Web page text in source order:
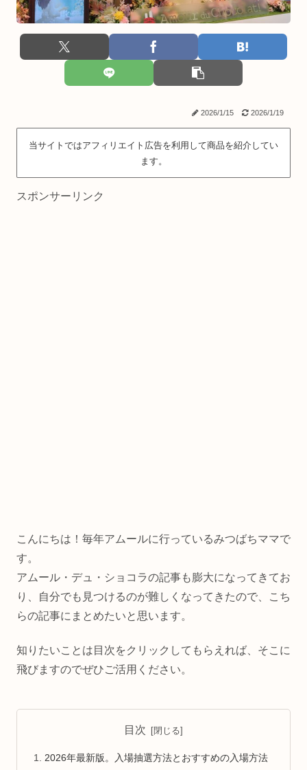
2026/1/15 2026/1/19
当サイトではアフィリエイト広告を利用して商品を紹介してい
ます。
スポンサーリンク
こんにちは！毎年アムールに行っているみつばちママで
す。
アムール・デュ・ショコラの記事も膨大になってきてお
り、自分でも見つけるのが難しくなってきたので、こち
らの記事にまとめたいと思います。
知りたいことは目次をクリックしてもらえれば、そこに
飛びますのでぜひご活用ください。
目次
2026年最新版。入場抽選方法とおすすめの入場方法